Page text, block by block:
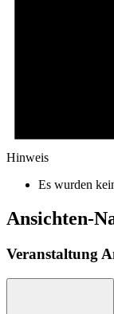
Hinweis
Es wurden
Ansichten-
Veranstaltung